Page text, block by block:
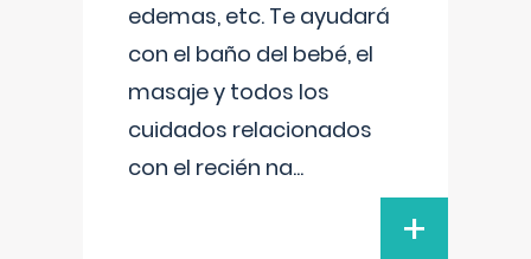
edemas, etc. Te ayudará
con el baño del bebé, el
masaje y todos los
cuidados relacionados
con el recién na...
+